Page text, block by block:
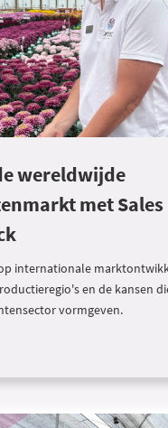
wereldwijde
met
internationale
en de kansen
vormgeven.